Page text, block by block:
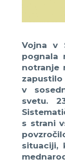
Vojna v
pognala
notranje
v
svetu.
s strani
situaciji,